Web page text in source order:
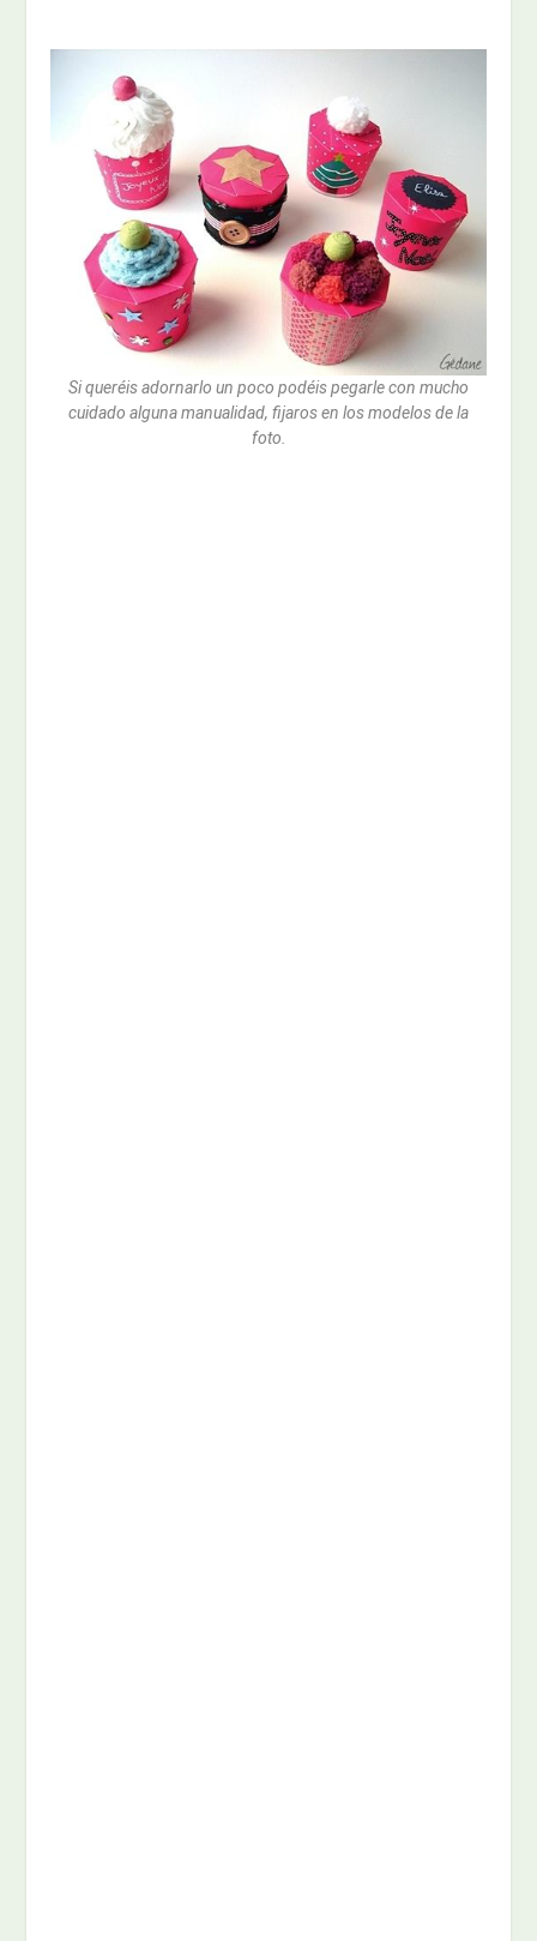
Si queréis adornarlo un poco podéis pegarle con mucho
cuidado alguna manualidad, fijaros en los modelos de la
foto.